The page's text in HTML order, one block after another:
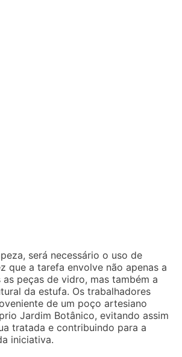
será necessário o uso de
que a tarefa envolve não apenas a
peças de vidro, mas também a
da estufa. Os trabalhadores
de um poço artesiano
Jardim Botânico, evitando assim
tratada e contribuindo para a
iniciativa.